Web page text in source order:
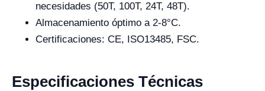
necesidades (50T, 100T, 24T, 48T).
Almacenamiento óptimo a 2-8°C.
Certificaciones: CE, ISO13485, FSC.
Especificaciones Técnicas